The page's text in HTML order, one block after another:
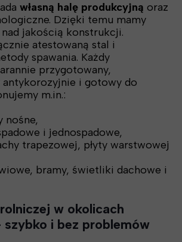
własną halę produkcyjną oraz
Dzięki temu mamy
jakością konstrukcji.
atestowaną stal i
spawania. Każdy
przygotowany,
antykorozyjnie i gotowy do
m.in.:
nośne,
i jednospadowe,
trapezowej, płyty warstwowej
bramy, świetliki dachowe i
w okolicach
i bez problemów